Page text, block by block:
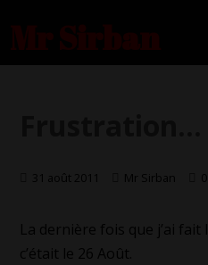
31 août 2011 Mr Sirban
La dernière fois que j’ai fait
c’était le 26 Août.